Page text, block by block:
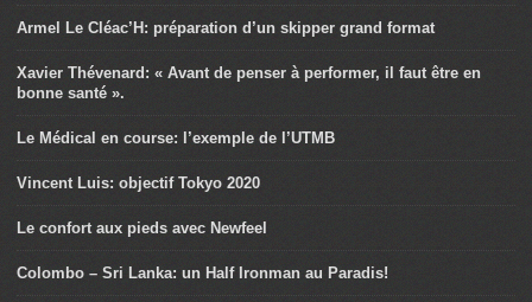
Armel Le Cléac’H: préparation d’un skipper grand format
Xavier Thévenard: « Avant de penser à performer, il faut être en
bonne santé ».
Le Médical en course: l’exemple de l’UTMB
Vincent Luis: objectif Tokyo 2020
Le confort aux pieds avec Newfeel
Colombo – Sri Lanka: un Half Ironman au Paradis!